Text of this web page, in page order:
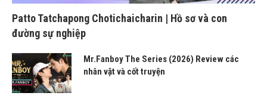
Patto Tatchapong Chotichaicharin | Hồ sơ và con
đường sự nghiệp
Mr.Fanboy The Series (2026) Review các
nhân vật và cốt truyện